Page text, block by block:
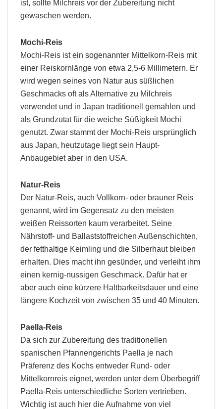
ist, sollte Milchreis vor der Zubereitung nicht
gewaschen werden.
Mochi-Reis
Mochi-Reis ist ein sogenannter Mittelkorn-Reis mit
einer Reiskornlänge von etwa 2,5-6 Millimetern. Er
wird wegen seines von Natur aus süßlichen
Geschmacks oft als Alternative zu Milchreis
verwendet und in Japan traditionell gemahlen und
als Grundzutat für die weiche Süßigkeit Mochi
genutzt. Zwar stammt der Mochi-Reis ursprünglich
aus Japan, heutzutage liegt sein Haupt-
Anbaugebiet aber in den USA.
Natur-Reis
Der Natur-Reis, auch Vollkorn- oder brauner Reis
genannt, wird im Gegensatz zu den meisten
weißen Reissorten kaum verarbeitet. Seine
Nährstoff- und Ballaststoffreichen Außenschichten,
der fetthaltige Keimling und die Silberhaut bleiben
erhalten. Dies macht ihn gesünder, und verleiht ihm
einen kernig-nussigen Geschmack. Dafür hat er
aber auch eine kürzere Haltbarkeitsdauer und eine
längere Kochzeit von zwischen 35 und 40 Minuten.
Paella-Reis
Da sich zur Zubereitung des traditionellen
spanischen Pfannengerichts Paella je nach
Präferenz des Kochs entweder Rund- oder
Mittelkornreis eignet, werden unter dem Überbegriff
Paella-Reis unterschiedliche Sorten vertrieben.
Wichtig ist auch hier die Aufnahme von viel